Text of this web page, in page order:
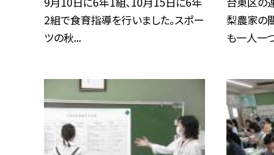
2組で食育指導を行いました。スポー
ツの秋...
梨農家の
も一人一